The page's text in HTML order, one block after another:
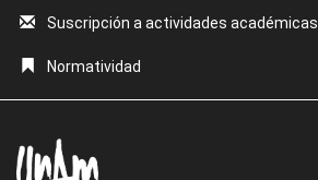
Suscripción a actividades académicas
Normatividad